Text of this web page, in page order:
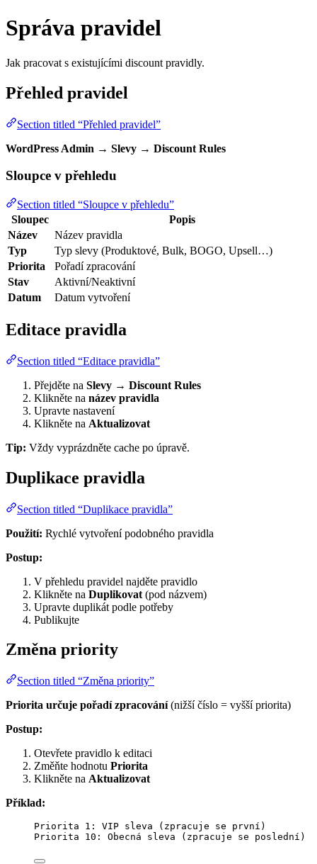
Správa pravidel
Jak pracovat s existujícími discount pravidly.
Přehled pravidel
Section titled “Přehled pravidel”
WordPress Admin → Slevy → Discount Rules
Sloupce v přehledu
Section titled “Sloupce v přehledu”
Sloupec
Popis
Název
Název pravidla
Typ
Typ slevy (Produktové, Bulk, BOGO, Upsell…)
Priorita
Pořadí zpracování
Stav
Aktivní/Neaktivní
Datum
Datum vytvoření
Editace pravidla
Section titled “Editace pravidla”
Přejděte na Slevy → Discount Rules
Klikněte na název pravidla
Upravte nastavení
Klikněte na Aktualizovat
Tip: Vždy vyprázdněte cache po úpravě.
Duplikace pravidla
Section titled “Duplikace pravidla”
Použití: Rychlé vytvoření podobného pravidla
Postup:
V přehledu pravidel najděte pravidlo
Klikněte na Duplikovat (pod názvem)
Upravte duplikát podle potřeby
Publikujte
Změna priority
Section titled “Změna priority”
Priorita určuje pořadí zpracování(nižší číslo = vyšší priorita)
Postup:
Otevřete pravidlo k editaci
Změňte hodnotu Priorita
Klikněte na Aktualizovat
Příklad:
Priorita 1: VIP sleva (zpracuje se první)
Priorita 10: Obecná sleva (zpracuje se poslední)